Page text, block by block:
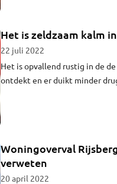
Het is zeldzaam kalm
22 juli 2022
Het is opvallend rustig in de
ontdekt en er duikt minder
Woningoverval
verweten
20 april 2022